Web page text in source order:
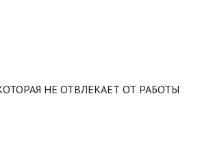
НЕ ОТВЛЕКАЕТ ОТ РАБОТЫ